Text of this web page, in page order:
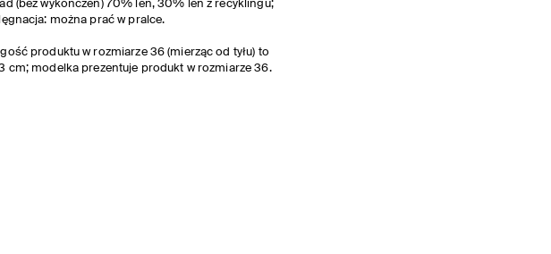
(bez wykończeń) 70% len, 30% len z recyklingu;
można prać w pralce.
produktu w rozmiarze 36 (mierząc od tyłu) to
cm; modelka prezentuje produkt w rozmiarze 36.